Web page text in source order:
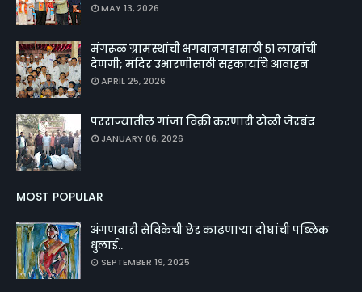
MAY 13, 2026
मंगरूळ ग्रामस्थांची भगवानगडासाठी ५१ लाखांची
देणगी; मंदिर उभारणीसाठी सहकार्याचे आवाहन
APRIL 25, 2026
परराज्यातील गांजा विक्री करणारी टोळी जेरबंद
JANUARY 06, 2026
MOST POPULAR
अंगणवाडी सेविकेची छेड काढणाऱ्या दोघांची पब्लिक
धुलाई..
SEPTEMBER 19, 2025